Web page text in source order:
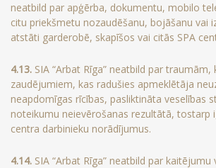
neatbild par apģērba, dokumentu, mobilo
citu priekšmetu nozaudēšanu, bojāšanu vai
atstāti garderobē, skapīšos vai citās SPA
4.13. SIA “Arbat Rīga” neatbild par
zaudējumiem, kas radušies apmeklētāja
neapdomīgas rīcības, pasliktināta veselības
noteikumu neievērošanas rezultātā, tostarp
centra darbinieku norādījumus.
4.14. SIA “Arbat Rīga” neatbild par